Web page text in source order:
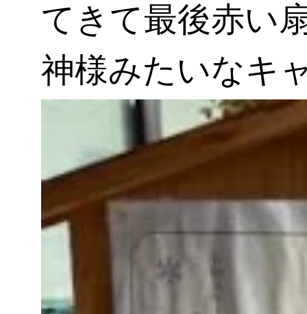
てきて最後赤い
神様みたいなキ